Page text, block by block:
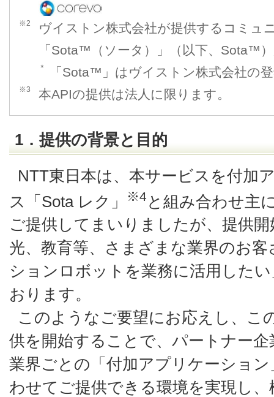
※2
ヴイストン株式会社が提供するコミュ
「Sota™（ソータ）」（以下、Sota™
＊ 「Sota™」はヴイストン株式会社の
※3 本APIの提供は法人に限ります。
1．提供の背景と目的
NTT東日本は、本サービスを付加
ス「Sota レク」
※4 と組み合わせ主
ご提供してまいりましたが、提供
光、教育等、さまざまな業界のお
ションロボットを業務に活用した
おります。
このようなご要望にお応えし、こ
供を開始することで、パートナー
業界ごとの「付加アプリケーショ
わせてご提供できる環境を実現し